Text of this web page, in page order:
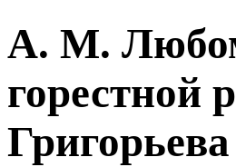
А. М.
горестной
Григорьева